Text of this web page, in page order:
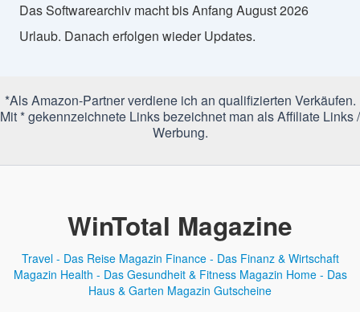
Das Softwarearchiv macht bis Anfang August 2026
Urlaub. Danach erfolgen wieder Updates.
*Als Amazon-Partner verdiene ich an qualifizierten Verkäufen.
Mit * gekennzeichnete Links bezeichnet man als Affiliate Links /
Werbung.
WinTotal Magazine
Travel - Das Reise Magazin Finance - Das Finanz & Wirtschaft
Magazin Health - Das Gesundheit & Fitness Magazin Home - Das
Haus & Garten Magazin Gutscheine